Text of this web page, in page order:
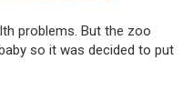
problems. But the zoo
so it was decided to put